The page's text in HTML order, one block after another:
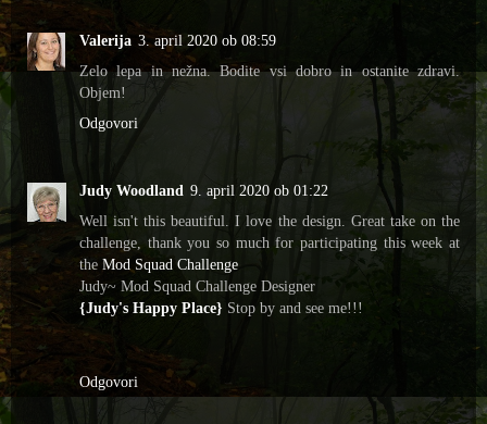
Valerija 3. april 2020 ob 08:59
Zelo lepa in nežna. Bodite vsi dobro in ostanite zdravi.
Objem!
Odgovori
Judy Woodland 9. april 2020 ob 01:22
Well isn't this beautiful. I love the design. Great take on the
challenge, thank you so much for participating this week at
the Mod Squad Challenge
Judy~ Mod Squad Challenge Designer
{Judy's Happy Place} Stop by and see me!!!
Odgovori